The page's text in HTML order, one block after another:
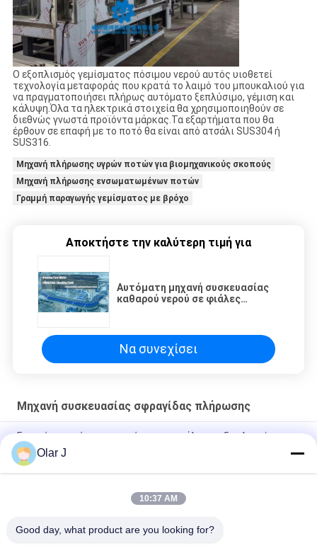
Ο εξοπλισμός γεμίσματος πόσιμου νερού αυτός υιοθετεί
τεχνολογία μεταφοράς που κρατά το λαιμό του μπουκαλιού για
να πραγματοποιήσει πλήρως αυτόματο ξεπλύσιμο, γέμιση και
κάλυψη.Όλα τα ηλεκτρικά στοιχεία θα χρησιμοποιηθούν σε
διεθνώς γνωστά προϊόντα μάρκας.Τα εξαρτήματα που θα
έρθουν σε επαφή με το ποτό θα είναι από ατσάλι SUS304 ή
SUS316.
Μηχανή πλήρωσης υγρών ποτών για βιομηχανικούς σκοπούς
Μηχανή πλήρωσης ενσωματωμένων ποτών
Γραμμή παραγωγής γεμίσματος με βρόχο
Αποκτήστε την καλύτερη τιμή για
Αυτόματη μηχανή συσκευασίας
καθαρού νερού σε φιάλες
Να συνεχίσει
Μηχανή συσκευασίας σφραγίδας πλήρωσης
Γραμμή μηχανής παραγωγής και εμφιάλωσης 5 γαλονιών
βαρελιών/μπουκαλιών (1500BPH)
Μηχανή εμφιάλωσης ελαίου 10 ml 30 ml γυάλινο μπουκάλι
Olar J
10:37 AM
Good day, what product are you looking for?